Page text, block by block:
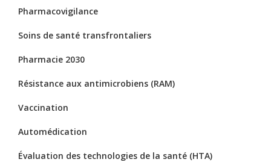
Pharmacovigilance
Soins de santé transfrontaliers
Pharmacie 2030
Résistance aux antimicrobiens (RAM)
Vaccination
Automédication
Évaluation des technologies de la santé (HTA)